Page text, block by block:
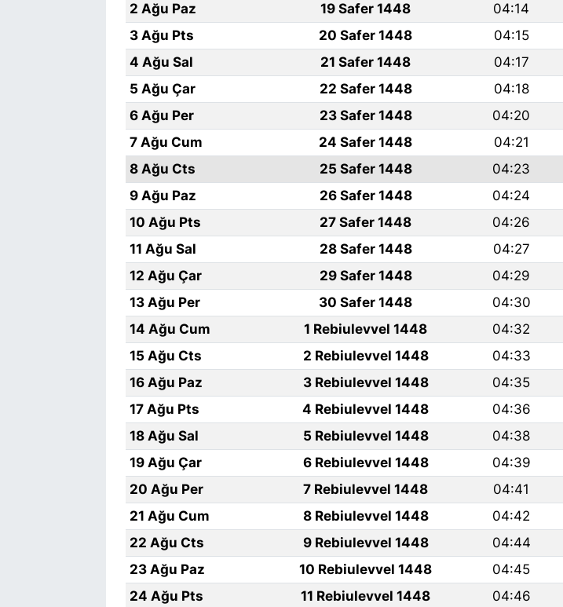
2 Ağu Paz
19 Safer 1448 04:14
3 Ağu Pts
20 Safer 1448 04:15
4 Ağu Sal
21 Safer 1448 04:17
5 Ağu Çar
22 Safer 1448 04:18
6 Ağu Per
23 Safer 1448 04:20
7 Ağu Cum
24 Safer 1448 04:21
8 Ağu Cts
25 Safer 1448 04:23
9 Ağu Paz
26 Safer 1448 04:24
10 Ağu Pts
27 Safer 1448 04:26
11 Ağu Sal
28 Safer 1448 04:27
12 Ağu Çar
29 Safer 1448 04:29
13 Ağu Per
30 Safer 1448 04:30
14 Ağu Cum
1 Rebiulevvel 1448 04:32
15 Ağu Cts
2 Rebiulevvel 1448 04:33
16 Ağu Paz
3 Rebiulevvel 1448 04:35
17 Ağu Pts
4 Rebiulevvel 1448 04:36
18 Ağu Sal
5 Rebiulevvel 1448 04:38
19 Ağu Çar
6 Rebiulevvel 1448 04:39
20 Ağu Per
7 Rebiulevvel 1448 04:41
21 Ağu Cum
8 Rebiulevvel 1448 04:42
22 Ağu Cts
9 Rebiulevvel 1448 04:44
23 Ağu Paz
10 Rebiulevvel 1448 04:45
24 Ağu Pts
11 Rebiulevvel 1448 04:46